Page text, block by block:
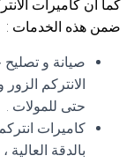
كما أن كاميرات
ضمن هذه الخدمات :
صيانة و تصليح
الانتركم
حتى للمولات .
كاميرات